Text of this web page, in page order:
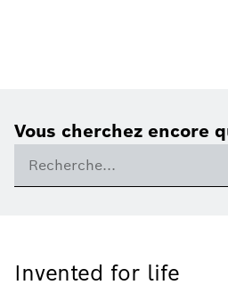
Vous cherchez encore
Invented for life